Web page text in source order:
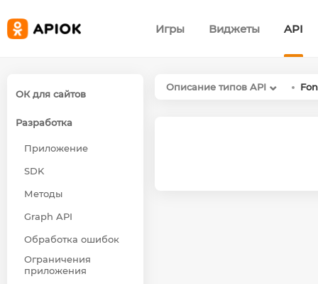
Игры Виджеты API
ОК для сайтов
Разработка
Приложение
SDK
Методы
Graph API
Обработка ошибок
Ограничения
приложения
Описание типов API